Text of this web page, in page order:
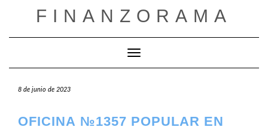
FINANZORAMA
Cambiar modo de navegación
8 de junio de 2023
OFICINA №1357 POPULAR EN